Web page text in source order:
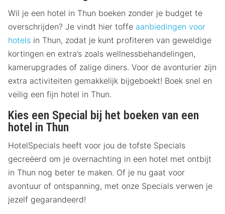
Wil je een hotel in Thun boeken zonder je budget te
overschrijden? Je vindt hier toffe aanbiedingen voor
hotels in Thun, zodat je kunt profiteren van geweldige
kortingen en extra’s zoals wellnessbehandelingen,
kamerupgrades of zalige diners. Voor de avonturier zijn
extra activiteiten gemakkelijk bijgeboekt! Boek snel en
veilig een fijn hotel in Thun.
Kies een Special bij het boeken van een
hotel in Thun
HotelSpecials heeft voor jou de tofste Specials
gecreëerd om je overnachting in een hotel met ontbijt
in Thun nog beter te maken. Of je nu gaat voor
avontuur of ontspanning, met onze Specials verwen je
jezelf gegarandeerd!